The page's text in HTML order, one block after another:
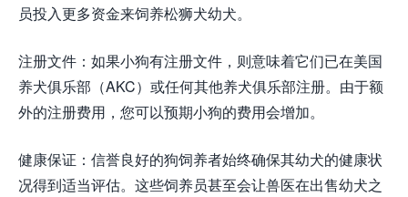
员投入更多资金来饲养松狮犬幼犬。
注册文件：如果小狗有注册文件，则意味着它们已在美国
养犬俱乐部（AKC）或任何其他养犬俱乐部注册。由于额
外的注册费用，您可以预期小狗的费用会增加。
健康保证：信誉良好的狗饲养者始终确保其幼犬的健康状
况得到适当评估。这些饲养员甚至会让兽医在出售幼犬之